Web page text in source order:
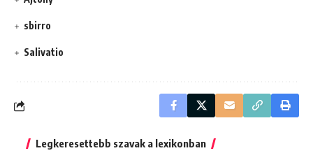
sbirro
Salivatio
Legkeresettebb szavak a lexikonban